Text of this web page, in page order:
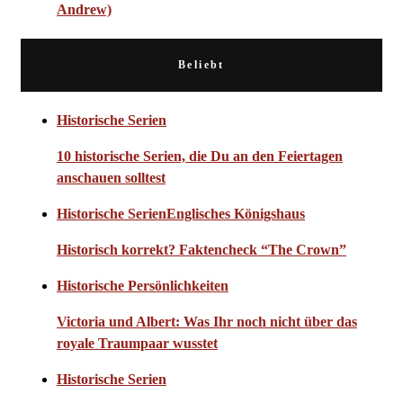
Andrew)
Beliebt
Historische Serien
10 historische Serien, die Du an den Feiertagen
anschauen solltest
Historische SerienEnglisches Königshaus
Historisch korrekt? Faktencheck “The Crown”
Historische Persönlichkeiten
Victoria und Albert: Was Ihr noch nicht über das
royale Traumpaar wusstet
Historische Serien